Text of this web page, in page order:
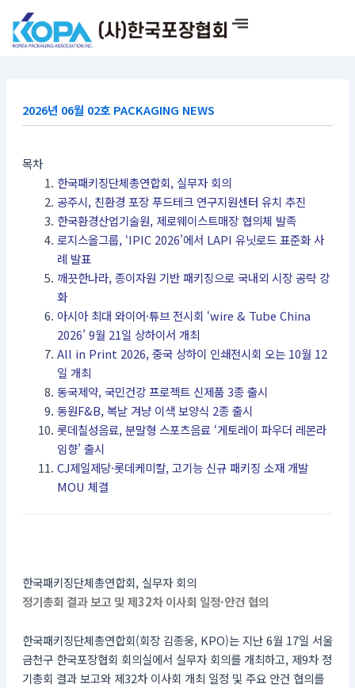
2026년 06월 02호 PACKAGING NEWS
목차
한국패키징단체총연합회, 실무자 회의
공주시, 친환경 포장 푸드테크 연구지원센터 유치 추진
한국환경산업기술원, 제로웨이스트매장 협의체 발족
로지스올그룹, ‘IPIC 2026’에서 LAPI 유닛로드 표준화 사
례 발표
깨끗한나라, 종이자원 기반 패키징으로 국내외 시장 공략 강
화
아시아 최대 와이어·튜브 전시회 ‘wire & Tube China
2026’ 9월 21일 상하이서 개최
All in Print 2026, 중국 상하이 인쇄전시회 오는 10월 12
일 개최
동국제약, 국민건강 프로젝트 신제품 3종 출시
동원F&B, 복날 겨냥 이색 보양식 2종 출시
롯데칠성음료, 분말형 스포츠음료 ‘게토레이 파우더 레몬라
임향’ 출시
CJ제일제당·롯데케미칼, 고기능 신규 패키징 소재 개발
MOU 체결
한국패키징단체총연합회, 실무자 회의
정기총회 결과 보고 및 제32차 이사회 일정·안건 협의
한국패키징단체총연합회(회장 김종웅, KPO)는 지난 6월 17일 서울
금천구 한국포장협회 회의실에서 실무자 회의를 개최하고, 제9차 정
기총회 결과 보고와 제32차 이사회 개최 일정 및 주요 안건 협의를